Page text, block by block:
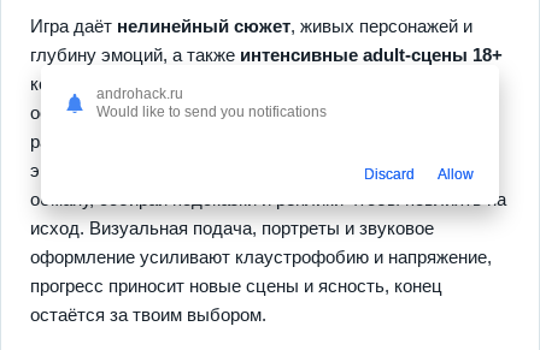
Игра даёт нелинейный сюжет, живых персонажей и
глубину эмоций, а также интенсивные adult-сцены 18+
которые меняют тон истории от лёгкого флирта до
острых NTR-поворотов. Прокачивай отношения,
разблокируй концовки и секреты, наблюдай за
эволюцией треугольника с Терри и Бет от доверия к
обману, собирай подсказки и реплики чтобы повлиять на
исход. Визуальная подача, портреты и звуковое
оформление усиливают клаустрофобию и напряжение,
прогресс приносит новые сцены и ясность, конец
остаётся за твоим выбором.
androhack.ru
Would like to send you notifications
Discard Allow